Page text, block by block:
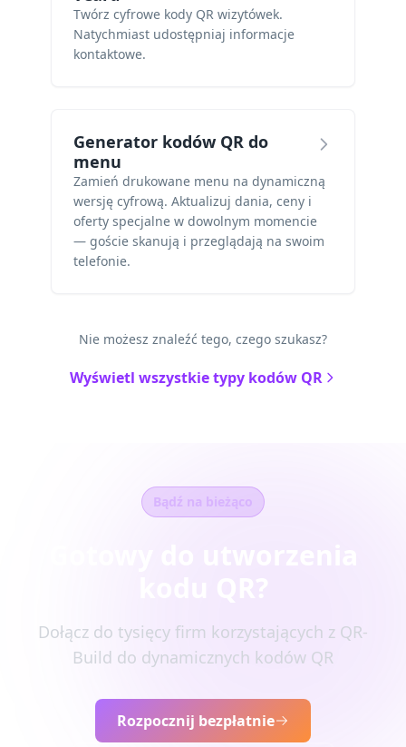
Twórz cyfrowe kody QR wizytówek.
Natychmiast udostępniaj informacje
kontaktowe.
Generator kodów QR do
menu
Zamień drukowane menu na dynamiczną
wersję cyfrową. Aktualizuj dania, ceny i
oferty specjalne w dowolnym momencie
— goście skanują i przeglądają na swoim
telefonie.
Nie możesz znaleźć tego, czego szukasz?
Wyświetl wszystkie typy kodów QR
Bądź na bieżąco
Dołącz do tysięcy firm korzystających z QR-
Build do dynamicznych kodów QR
Rozpocznij bezpłatnie